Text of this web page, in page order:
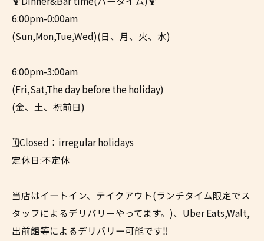
6:00pm-0:00am
(Sun,Mon,Tue,Wed)(日、月、火、水)
6:00pm-3:00am
(Fri,Sat,The day before the holiday)
(金、土、祝前日)
🗓️Closed：irregular holidays
定休日:不定休
当店はイートイン、テイクアウト(ランチタイム限定でス
タッフによるデリバリーやってます。)、Uber Eats,Walt,
出前館等によるデリバリー可能です‼︎